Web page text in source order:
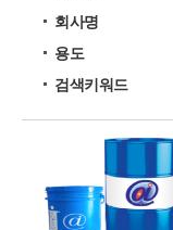
회사명
용도
검색키워드